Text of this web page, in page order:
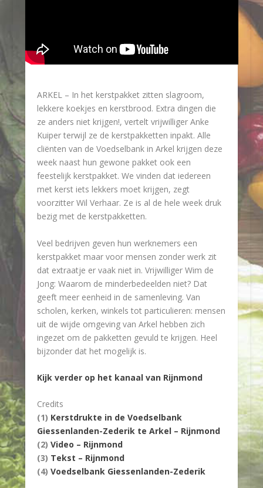
ARKEL – In het kerstpakket zitten slagroom,
lekkere koekjes en kerstbrood. Extra dingen die
ze anders niet krijgen!, vertelt vrijwilliger Anke
Kuiper terwijl ze de kerstpakketten inpakt. Alle
cliënten van de Voedselbank in Arkel krijgen deze
week naast hun gewone pakket ook een
feestelijk kerstpakket. We vinden dat iedereen
met kerst iets lekkers moet krijgen, zegt
voorzitter Wil Verhaar. Ze is al de hele week druk
bezig met de kerstpakketten.
Veel bedrijven geven hun werknemers een
kerstpakket maar voor mensen zonder werk zit
dat extraatje er vaak niet in. Vrijwilliger Wim de
Jong: Waarom de minderbedeelden niet? Dat
geeft meer eenheid in de samenleving. Van
scholen, kerken, winkels tot particulieren: mensen
uit de wijde omgeving van Arkel hebben zich
ingezet om de pakketten gevuld te krijgen. Heel
bijzonder dat het mogelijk is.
Kijk verder op het kanaal van Rijnmond
Credits
(1) Kerstdrukte in de Voedselbank
Giessenlanden-Zederik te Arkel – Rijnmond
(2) Video – Rijnmond
(3) Tekst – Rijnmond
(4) Voedselbank Giessenlanden-Zederik